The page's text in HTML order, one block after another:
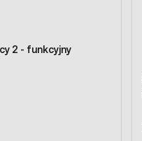
2 - funkcyjny